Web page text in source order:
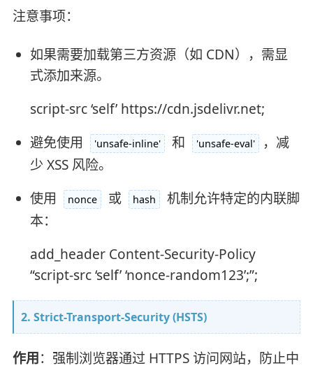
注意事项：
如果需要加载第三方资源（如 CDN），需显
式添加来源。
script-src ‘self’ https://cdn.jsdelivr.net;
避免使用
'unsafe-inline' 和 'unsafe-eval'
，减
少 XSS 风险。
使用
nonce 或 hash
机制允许特定的内联脚
本：
add_header Content-Security-Policy
“script-src ‘self’ ‘nonce-random123’;”;
2. Strict-Transport-Security (HSTS)
作用：强制浏览器通过 HTTPS 访问网站，防止中